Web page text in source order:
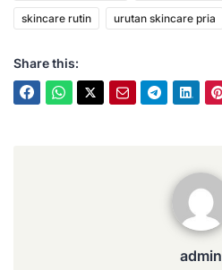
skincare rutin urutan skincare pria
Share this:
admin